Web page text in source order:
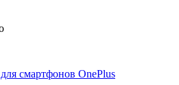
смартфонов OnePlus